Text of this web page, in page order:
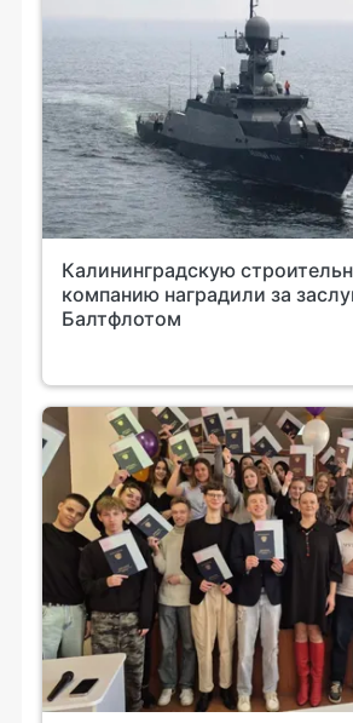
Калининградскую
компанию наградили за
Балтфлотом